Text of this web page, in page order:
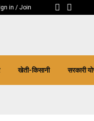
in / Join
खेती-किसानी सरकारी